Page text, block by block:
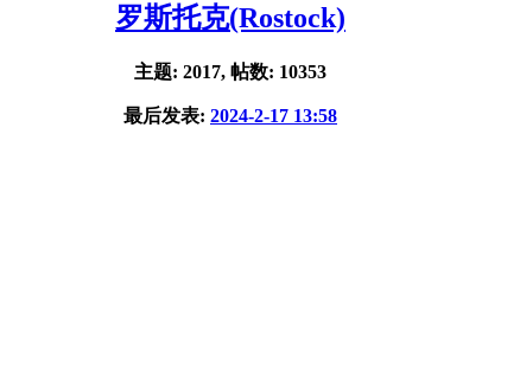
罗斯托克(Rostock)
主题: 2017, 帖数: 10353
最后发表: 2024-2-17 13:58